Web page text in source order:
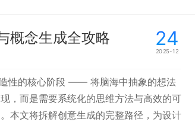
冲突与难民数据： 核心区域是 “粒子化
分布，用橙色标识冲突热点区域，直观
据，右侧折线图展示 “全球避难申请” 的
突伤亡” 的核心数据，同时用色阶条标注
24
2025-12
概念生成全攻略
性的核心阶段 —— 将脑海中抽象的想法
，而是需要系统化的思维方法与高效的可
本文将拆解创意生成的完整路径，为设计